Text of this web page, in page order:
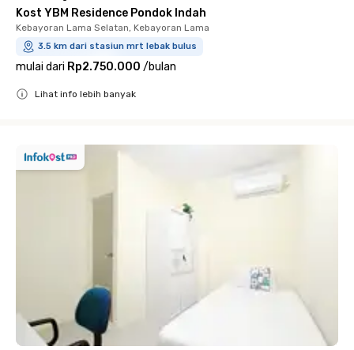
Kost YBM Residence Pondok Indah
Kebayoran Lama Selatan, Kebayoran Lama
3.5 km dari stasiun mrt lebak bulus
mulai dari Rp2.750.000 /bulan
Lihat info lebih banyak